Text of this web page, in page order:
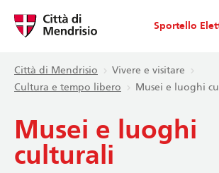
Sportello
Città di Mendrisio
Vivere e visitare
Cultura e tempo libero
Musei e luoghi
Musei e luoghi
culturali